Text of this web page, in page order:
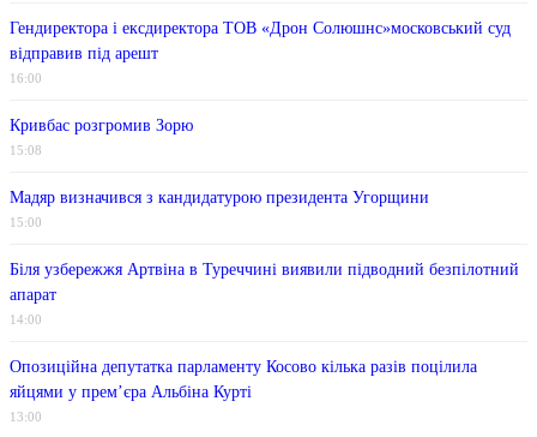
Гендиректора і ексдиректора ТОВ «Дрон Солюшнс»московський суд
відправив під арешт
16:00
Кривбас розгромив Зорю
15:08
Мадяр визначився з кандидатурою президента Угорщини
15:00
Біля узбережжя Артвіна в Туреччині виявили підводний безпілотний
апарат
14:00
Опозиційна депутатка парламенту Косово кілька разів поцілила
яйцями у прем’єра Альбіна Курті
13:00